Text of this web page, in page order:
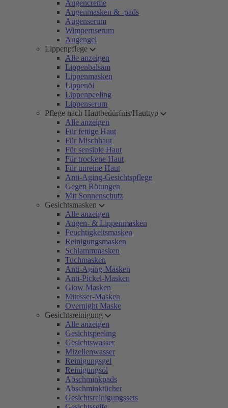
Augencreme
Augenmasken & -pads
Augenserum
Wimpernserum
Augengel
Lippenpflege
Alle anzeigen
Lippenbalsam
Lippenmasken
Lippenöl
Lippenpeeling
Lippenserum
Pflege nach Hautbedürfnis/Hauttyp
Alle anzeigen
Für fettige Haut
Für Mischhaut
Für sensible Haut
Für trockene Haut
Für unreine Haut
Anti-Aging-Gesichtspflege
Gegen Rötungen
Mit Sonnenschutz
Gesichtsmasken
Alle anzeigen
Augen- & Lippenmasken
Feuchtigkeitsmasken
Reinigungsmasken
Schlammmasken
Tuchmasken
Anti-Aging-Masken
Anti-Pickel-Masken
Glow Masken
Mitesser-Masken
Overnight Maske
Gesichtsreinigung
Alle anzeigen
Gesichtspeeling
Gesichtswasser
Mizellenwasser
Reinigungsgel
Reinigungsöl
Abschminkpads
Abschminktücher
Gesichtsreinigungssets